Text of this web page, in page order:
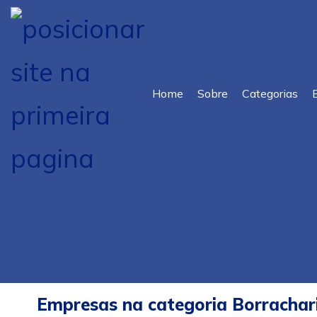
Home Sobre Categorias
Empresas na categoria